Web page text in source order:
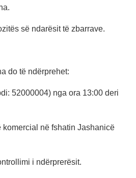
së ndarësit të zbarrave.
do të ndërprehet:
52000004) nga ora 13:00 deri
komercial në fshatin Jashanicë
i ndërprerësit.